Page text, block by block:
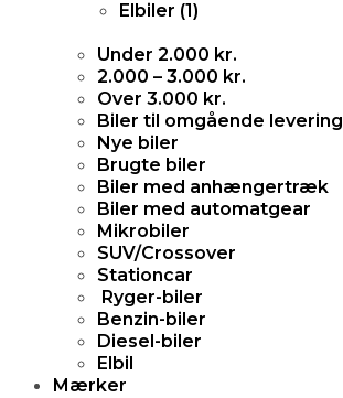
Elbiler (1 )
Under 2.000 kr.
2.000 – 3.000 kr.
Over 3.000 kr.
Biler til omgående levering
Nye biler
Brugte biler
Biler med anhængertræk
Biler med automatgear
Mikrobiler
SUV/Crossover
Stationcar
Ryger-biler
Benzin-biler
Diesel-biler
Elbil
Mærker